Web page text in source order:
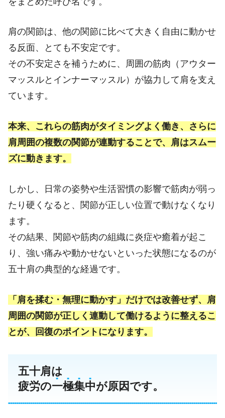
肩の関節は、他の関節に比べて大きく自由に動かせ
る反面、とても不安定です。
その不安定さを補うために、周囲の筋肉（アウター
マッスルとインナーマッスル）が協力して肩を支え
ています。
本来、これらの筋肉がタイミングよく働き、さらに
肩周囲の複数の関節が連動することで、肩はスムー
ズに動きます。
しかし、日常の姿勢や生活習慣の影響で筋肉が弱っ
たり硬くなると、関節が正しい位置で動けなくなり
ます。
その結果、関節や筋肉の組織に炎症や癒着が起こ
り、強い痛みや動かせないといった状態になるのが
五十肩の典型的な経過です。
「肩を揉む・無理に動かす」だけでは改善せず、肩
周囲の関節が正しく連動して働けるように整えるこ
とが、回復のポイントになります。
五十肩は
疲労の一極集中が原因です。